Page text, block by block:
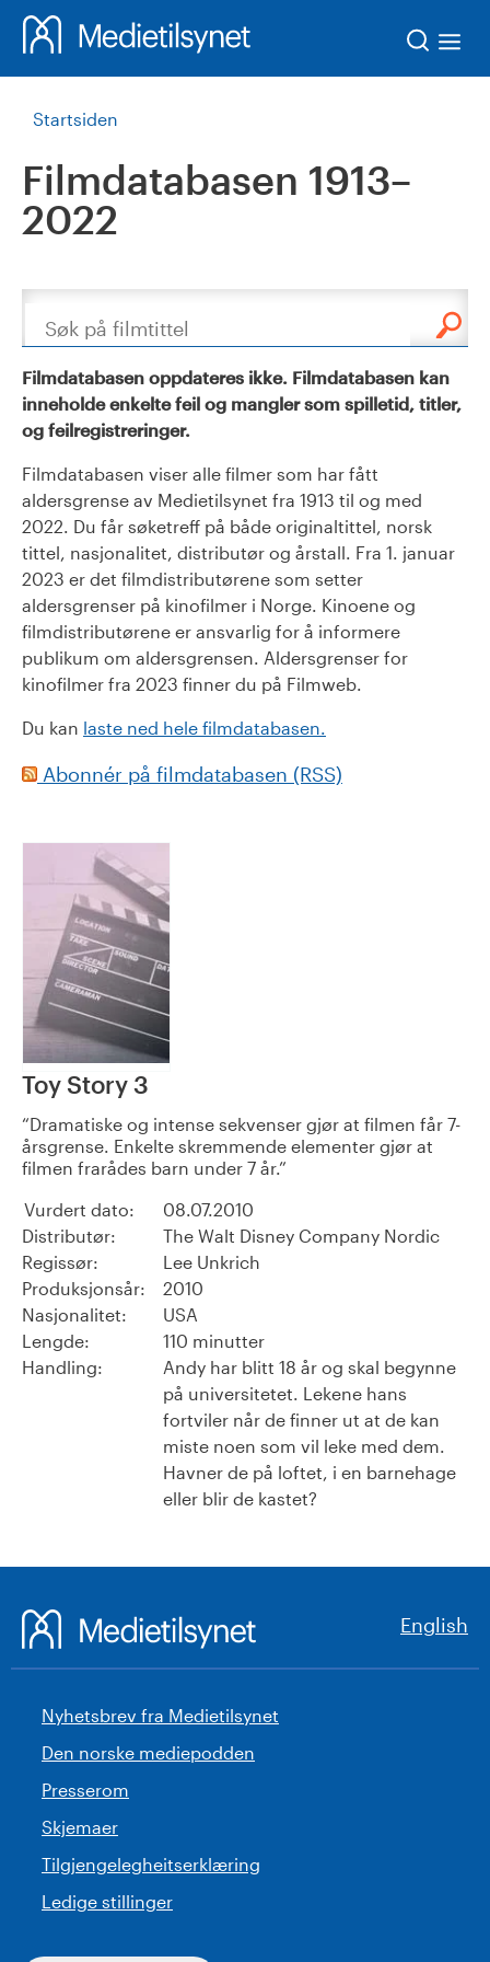
Startsiden
Filmdatabasen 1913–
2022
Søk
Filmdatabasen oppdateres ikke. Filmdatabasen kan
inneholde enkelte feil og mangler som spilletid, titler,
og feilregistreringer.
Filmdatabasen viser alle filmer som har fått
aldersgrense av Medietilsynet fra 1913 til og med
2022. Du får søketreff på både originaltittel, norsk
tittel, nasjonalitet, distributør og årstall. Fra 1. januar
2023 er det filmdistributørene som setter
aldersgrenser på kinofilmer i Norge. Kinoene og
filmdistributørene er ansvarlig for å informere
publikum om aldersgrensen. Aldersgrenser for
kinofilmer fra 2023 finner du på Filmweb.
Du kan laste ned hele filmdatabasen.
Abonnér på filmdatabasen (RSS)
Toy Story 3
Dramatiske og intense sekvenser gjør at filmen får 7-
årsgrense. Enkelte skremmende elementer gjør at
filmen frarådes barn under 7 år.
Vurdert dato:
08.07.2010
Distributør:
The Walt Disney Company Nordic
Regissør:
Lee Unkrich
Produksjonsår:
2010
Nasjonalitet:
USA
Lengde:
110 minutter
Handling:
Andy har blitt 18 år og skal begynne
på universitetet. Lekene hans
fortviler når de finner ut at de kan
miste noen som vil leke med dem.
Havner de på loftet, i en barnehage
eller blir de kastet?
English
Nyhetsbrev fra Medietilsynet
Den norske mediepodden
Presserom
Skjemaer
Tilgjengelegheitserklæring
Ledige stillinger